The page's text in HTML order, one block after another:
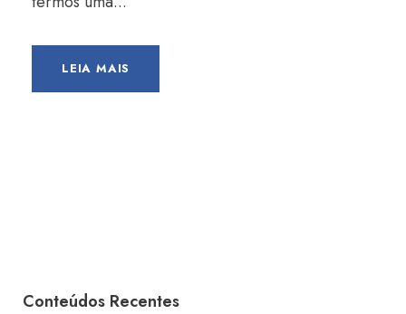
LEIA MAIS
Conteúdos Recentes